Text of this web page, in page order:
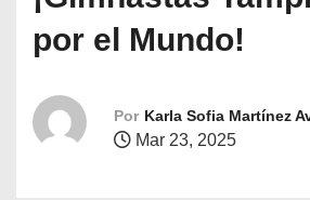
por el Mundo!
Por Karla Sofia Martínez
Mar 23, 2025